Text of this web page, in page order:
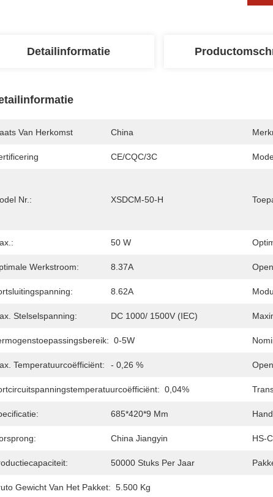
Detailinformatie
Van Herkomst China
CE/CQC/3C
Nr.: XSDCM-50-H
50 W
Werkstroom: 8.37A
8.62A
Stelselspanning: DC 1000/ 1500V (IEC)
0-5W
Temperatuurcoëfficiënt: - 0,26 %
0,04%
685*420*9 Mm
China Jiangyin HS-
50000 Stuks Per Jaar
Gewicht Van Het Pakket: 5.500 Kg